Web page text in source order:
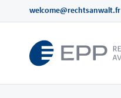
welcome@rechtsanwalt.fr